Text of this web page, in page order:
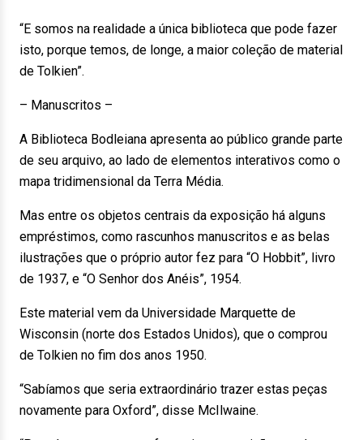
“E somos na realidade a única biblioteca que pode fazer
isto, porque temos, de longe, a maior coleção de material
de Tolkien”.
– Manuscritos –
A Biblioteca Bodleiana apresenta ao público grande parte
de seu arquivo, ao lado de elementos interativos como o
mapa tridimensional da Terra Média.
Mas entre os objetos centrais da exposição há alguns
empréstimos, como rascunhos manuscritos e as belas
ilustrações que o próprio autor fez para “O Hobbit”, livro
de 1937, e “O Senhor dos Anéis”, 1954.
Este material vem da Universidade Marquette de
Wisconsin (norte dos Estados Unidos), que o comprou
de Tolkien no fim dos anos 1950.
“Sabíamos que seria extraordinário trazer estas peças
novamente para Oxford”, disse McIlwaine.